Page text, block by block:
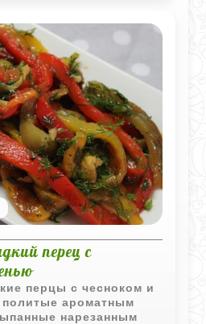
перец с
перцы с чесноком и
ароматным
нарезанным